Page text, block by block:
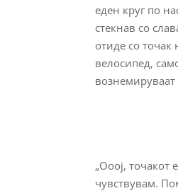
еден круг по
стекнав со
отиде со точак
велосипед,
вознемируваат
„Ооој,
чувствувам.